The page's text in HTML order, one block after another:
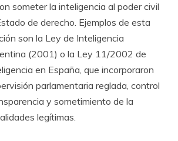
someter la inteligencia al poder civil
de derecho. Ejemplos de esta
son la Ley de Inteligencia
(2001) o la Ley 11/2002 de
en España, que incorporaron
parlamentaria reglada, control
y sometimiento de la
legítimas.